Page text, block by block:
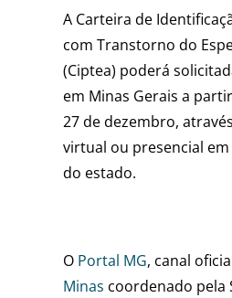
A Carteira de
com Transtorno do
(Ciptea) poderá
em Minas Gerais a
27 de dezembro,
virtual ou presencial em
do estado.
O Portal MG, canal
Minas coordenado pela